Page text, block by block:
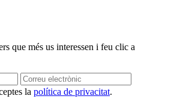
que més us interessen i feu clic a
la política de privacitat.